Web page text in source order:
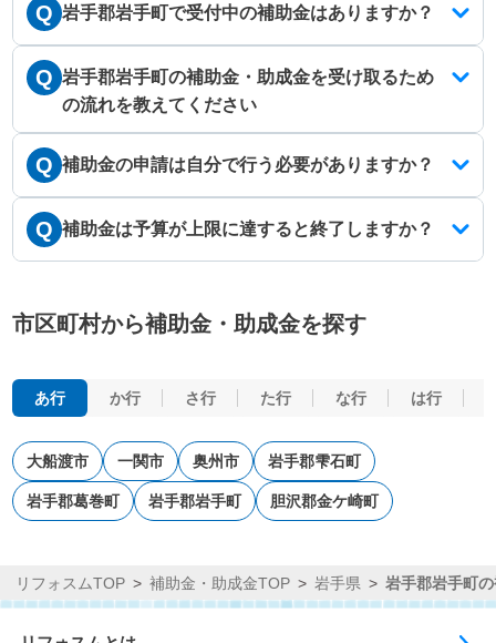
Q 岩手郡岩手町で受付中の補助金はありますか？
Q 岩手郡岩手町の補助金・助成金を受け取るため
の流れを教えてください
Q 補助金の申請は自分で行う必要がありますか？
Q 補助金は予算が上限に達すると終了しますか？
市区町村から補助金・助成金を探す
あ行 か行 さ行 た行 な行 は行
大船渡市 一関市 奥州市 岩手郡雫石町
岩手郡葛巻町 岩手郡岩手町 胆沢郡金ケ崎町
リフォスムTOP 補助金・助成金TOP 岩手県 岩手郡岩手町